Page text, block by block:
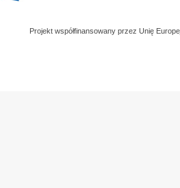
Projekt współfinansowany przez Unię